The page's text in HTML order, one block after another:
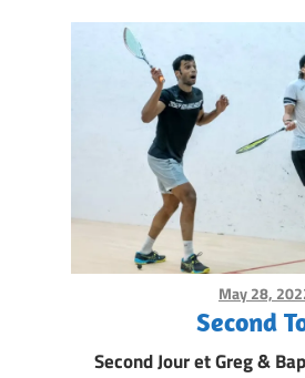
May 28,
Second
Second Jour et Greg &